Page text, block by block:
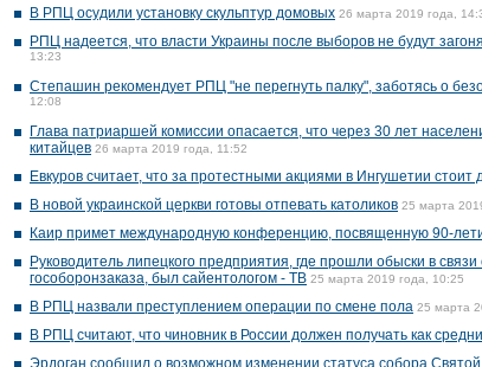
В РПЦ осудили установку скульптур домовых 26 марта 2019 года,
РПЦ надеется, что власти Украины после выборов не будут
13:23
Степашин рекомендует РПЦ "не перегнуть палку", заботясь о
12:08
Глава патриаршей комиссии опасается, что через 30 лет
китайцев 26 марта 2019 года, 11:52
Евкуров считает, что за протестными акциями в Ингушетии стоит
В новой украинской церкви готовы отпевать католиков 25 марта
Каир примет международную конференцию, посвященную 90-
Руководитель липецкого предприятия, где прошли обыски в
гособоронзаказа, был сайентологом - ТВ 25 марта 2019 года, 10:25
В РПЦ назвали преступлением операции по смене пола 25 марта
В РПЦ считают, что чиновник в России должен получать как
Эрдоган сообщил о возможном изменении статуса собора